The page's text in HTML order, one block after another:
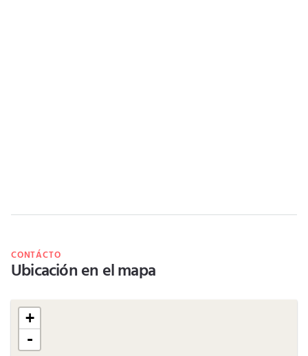
CONTÁCTO
Ubicación en el mapa
+
-